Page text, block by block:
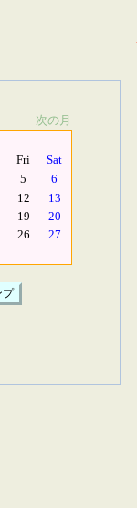
次の月
Fri
Sat
5
6
12
13
19
20
26
27